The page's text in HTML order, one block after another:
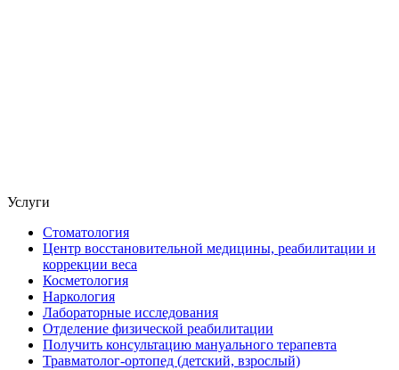
Услуги
Стоматология
Центр восстановительной медицины, реабилитации и
коррекции веса
Косметология
Наркология
Лабораторные исследования
Отделение физической реабилитации
Получить консультацию мануального терапевта
Травматолог-ортопед (детский, взрослый)